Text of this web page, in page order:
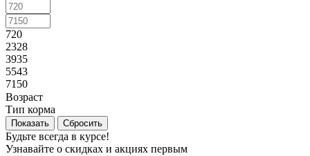
720
2328
3935
5543
7150
Возраст
Тип корма
Сбросить
Будьте всегда в курсе!
Узнавайте о скидках и акциях первым